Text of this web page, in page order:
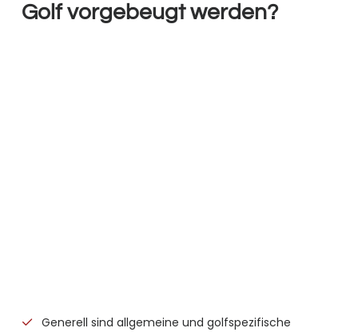
Golf vorgebeugt werden?
Generell sind allgemeine und golfspezifische